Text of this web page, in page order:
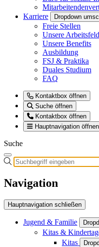
Karriere
Dropdown
Freie Stellen
Unsere
Unsere Benefits
Ausbildung
FSJ & Praktika
Duales Studium
FAQ
Kontaktbox öffnen
Suche öffnen
Kontaktbox öffnen
Hauptnavigation öffnen
Suche
Navigation
Hauptnavigation schließen
Jugend & Familie
Kitas &
Kitas